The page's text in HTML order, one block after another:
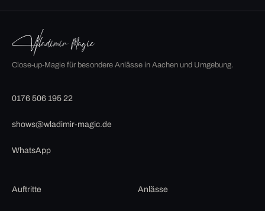
Close-up-Magie für besondere Anlässe in Aachen und Umgebung.
0176 506 195 22
shows@wladimir-magic.de
WhatsApp
Auftritte Anlässe